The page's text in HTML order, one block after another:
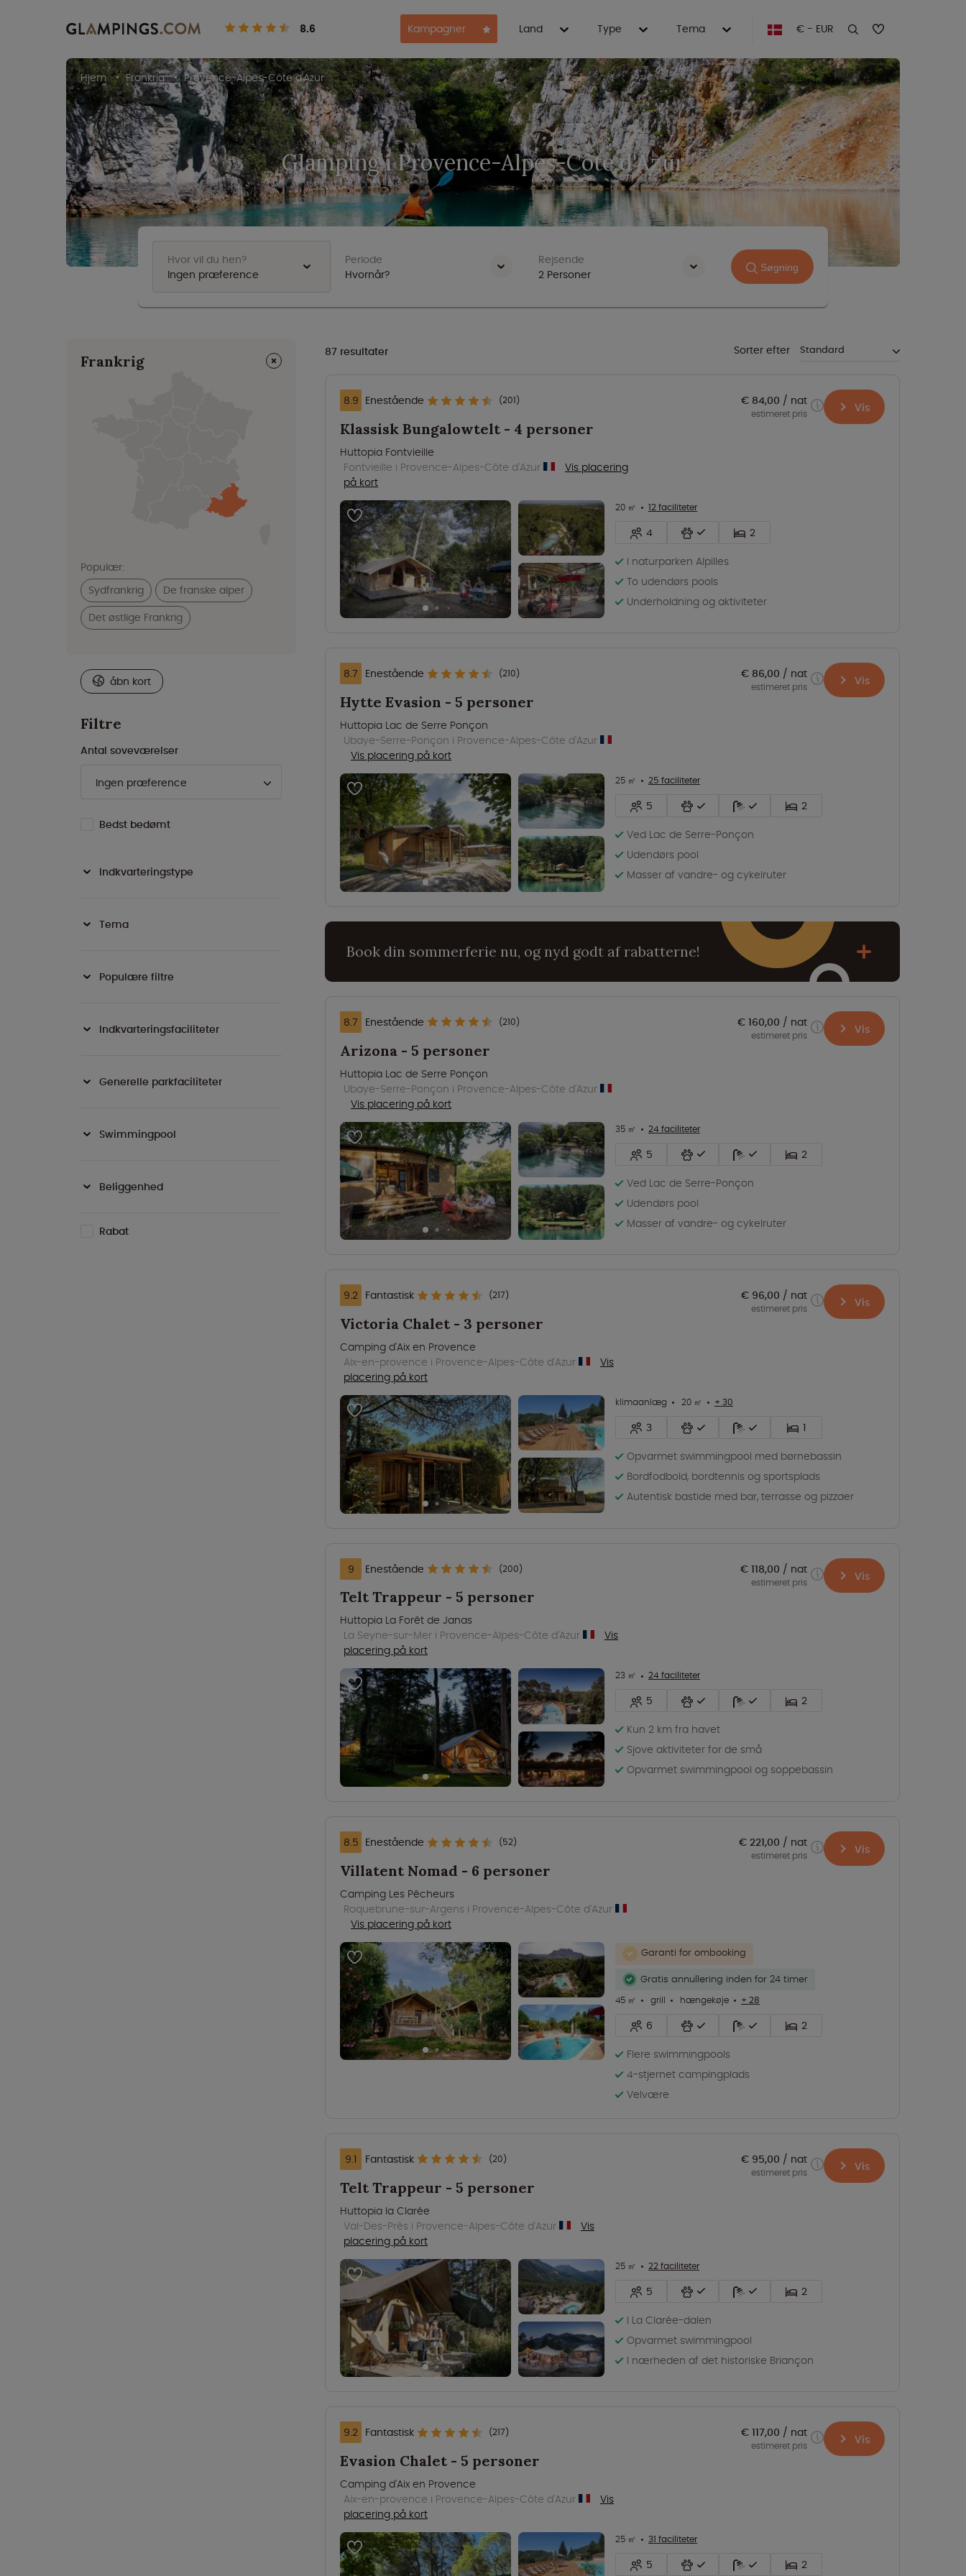
8.6 Kampagner Land Type Tema € - EUR
Hjem Frankrig Provence-Alpes-Côte d'Azur
Glamping i Provence-Alpes-Côte d'Azur
Hvor vil du hen?
Ingen præference
Periode
Hvornår?
Rejsende
2 Personer Søgning
Sorter efter
Frankrig ⨯
Populær:
Sydfrankrig
De franske alper
Det østlige Frankrig
åbn kort
Filtre
Antal soveværelser
Bedst bedømt
Indkvarteringstype
Tema
Populære filtre
Indkvarteringsfaciliteter
Generelle parkfaciliteter
Swimmingpool
Beliggenhed
Rabat
87 resultater
8.9 Enestående (201)
Klassisk Bungalowtelt - 4 personer
Huttopia Fontvieille
Fontvieille i Provence-Alpes-Côte d'Azur
Vis placering
på kort
20 ㎡ 12 faciliteter
4
2
I naturparken Alpilles
To udendørs pools
Underholdning og aktiviteter
€ 84,00 nat
estimeret pris Vis
8.7 Enestående (210)
Hytte Evasion - 5 personer
Huttopia Lac de Serre Ponçon
Ubaye-Serre-Ponçon i Provence-Alpes-Côte d'Azur
Vis placering på kort
25 ㎡ 25 faciliteter
5
2
Ved Lac de Serre-Ponçon
Udendørs pool
Masser af vandre- og cykelruter
€ 86,00 nat
estimeret pris Vis
Book din sommerferie nu, og nyd godt af rabatterne!
8.7 Enestående (210)
Arizona - 5 personer
Huttopia Lac de Serre Ponçon
Ubaye-Serre-Ponçon i Provence-Alpes-Côte d'Azur
Vis placering på kort
35 ㎡ 24 faciliteter
5
2
Ved Lac de Serre-Ponçon
Udendørs pool
Masser af vandre- og cykelruter
€ 160,00 nat
estimeret pris Vis
9.2 Fantastisk (217)
Victoria Chalet - 3 personer
Camping d'Aix en Provence
Aix-en-provence i Provence-Alpes-Côte d'Azur
Vis
placering på kort
klimaanlæg 20 ㎡ + 30
3
1
Opvarmet swimmingpool med børnebassin
Bordfodbold, bordtennis og sportsplads
Autentisk bastide med bar, terrasse og pizzaer
€ 96,00 nat
estimeret pris Vis
9 Enestående (200)
Telt Trappeur - 5 personer
Huttopia La Forêt de Janas
La Seyne-sur-Mer i Provence-Alpes-Côte d'Azur
Vis
placering på kort
23 ㎡ 24 faciliteter
5
2
Kun 2 km fra havet
Sjove aktiviteter for de små
Opvarmet swimmingpool og soppebassin
€ 118,00 nat
estimeret pris Vis
8.5 Enestående (52)
Villatent Nomad - 6 personer
Camping Les Pêcheurs
Roquebrune-sur-Argens i Provence-Alpes-Côte d'Azur
Vis placering på kort
Garanti for ombooking
Gratis annullering inden for 24 timer
45 ㎡
grill hængekøje + 28
6
2
Flere swimmingpools
4-stjernet campingplads
Velvære
€ 221,00 nat
estimeret pris Vis
9.1 Fantastisk (20)
Telt Trappeur - 5 personer
Huttopia la Clarée
Val-Des-Près i Provence-Alpes-Côte d'Azur
Vis
placering på kort
25 ㎡ 22 faciliteter
5
2
I La Clarée-dalen
Opvarmet swimmingpool
I nærheden af det historiske Briançon
€ 95,00 nat
estimeret pris Vis
9.2 Fantastisk (217)
Evasion Chalet - 5 personer
Camping d'Aix en Provence
Aix-en-provence i Provence-Alpes-Côte d'Azur
Vis
placering på kort
25 ㎡ 31 faciliteter
5 2
€ 117,00 nat
estimeret pris Vis